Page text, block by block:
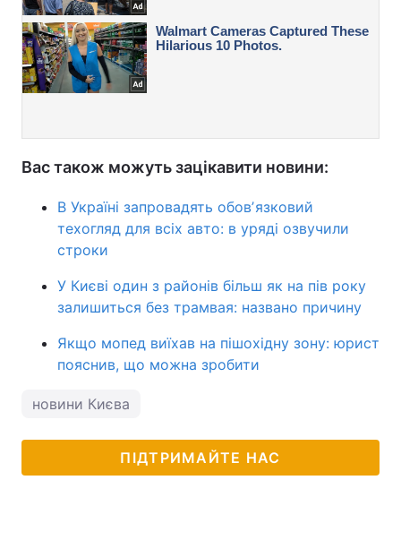
Вас також можуть зацікавити новини:
В Україні запровадять обовʼязковий
техогляд для всіх авто: в уряді озвучили
строки
У Києві один з районів більш як на пів року
залишиться без трамвая: названо причину
Якщо мопед виїхав на пішохідну зону: юрист
пояснив, що можна зробити
новини Києва
ПІДТРИМАЙТЕ НАС